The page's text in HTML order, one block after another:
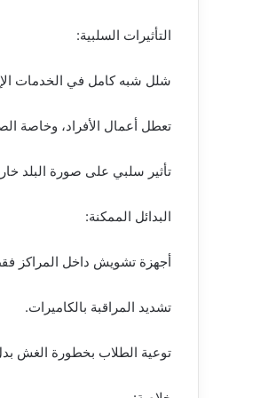
التأثيرات السلبية:
شلل شبه كامل في الخدمات
تعطل أعمال الأفراد، وخاصة
تأثير سلبي على صورة البلد
البدائل الممكنة:
أجهزة تشويش داخل المراكز
تشديد المراقبة بالكاميرات.
توعية الطلاب بخطورة الغش